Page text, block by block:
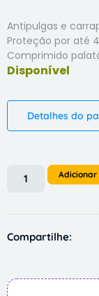
Antipulgas e
Proteção por até
Comprimido
Detalhes do
Compartilhe: